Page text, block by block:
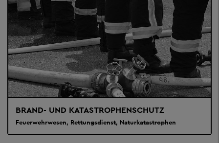
BRAND- UND KATASTROPHENSCHUTZ
Feuerwehrwesen, Rettungsdienst, Naturkatastrophen